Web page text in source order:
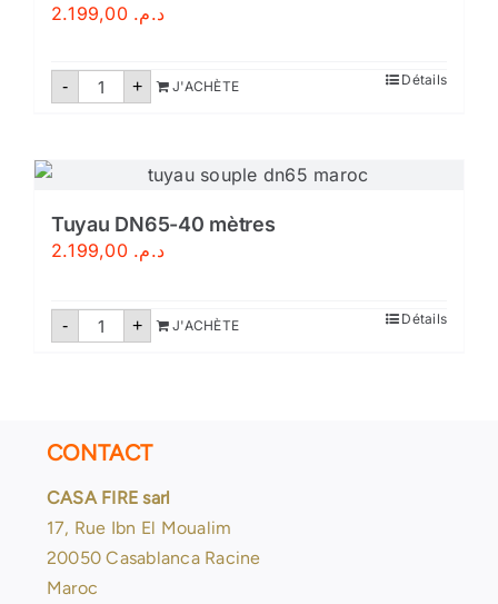
د.م. 2.199,00
- quantité
inondation
Tuyau
de
pompage
+ J'ACHÈTE Détails
Tuyau DN65-40 mètres
د.م. 2.199,00
- quantité
+ J'ACHÈTE Détails
CONTACT
CASA FIRE sarl
17, Rue Ibn El Moualim
20050 Casablanca Racine
Maroc